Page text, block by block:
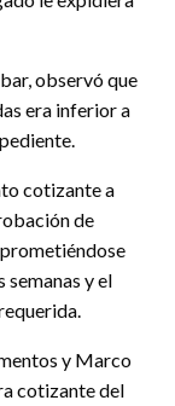
observó que
era inferior a
cotizante a
de
semanas y el
y Marco
cotizante del